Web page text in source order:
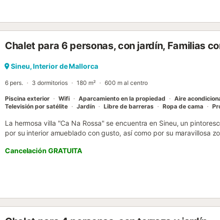
Mallorca, el "frit mallorquí". ETV/6676 - - DEPOSITO DE
Chalet para 6 personas, con jardín, Familias
Sineu, Interior de Mallorca
6 pers. 3 dormitorios 180 m² 600 m al centro
Piscina exterior Wifi Aparcamiento en la propiedad Aire
Televisión por satélite
Jardín Libre de barreras Ropa de cama
La hermosa villa "Ca Na Rossa" se encuentra en Sineu, un
por su interior amueblado con gusto, así como por su maravillosa
grandes ventanales y vistas a la zona de la piscina, 3 dormitorios
3 baños, por lo que ofrece espacio para 6 personas. Las
acondicionado y televisión por cable. Lo más destacado del
donde encontrará una amplia piscina, tumbonas, una cocina
estar y una mesa de comedor. Dese un chapuzón en la piscina
Cancelación GRATUITA